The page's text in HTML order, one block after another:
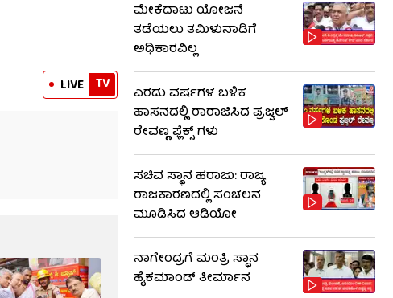
LIVE TV
ಮೇಕೆದಾಟು ಯೋಜನೆ
ತಡೆಯಲು ತಮಿಳುನಾಡಿಗೆ
ಅಧಿಕಾರವಿಲ್ಲ
ಎರಡು ವರ್ಷಗಳ ಬಳಿಕ
ಹಾಸನದಲ್ಲಿ ರಾರಾಜಿಸಿದ ಪ್ರಜ್ವಲ್
ರೇವಣ್ಣ ಫ್ಲೆಕ್ಸ್ ಗಳು
ಸಚಿವ ಸ್ಥಾನ ಹರಾಜು: ರಾಜ್ಯ
ರಾಜಕಾರಣದಲ್ಲಿ ಸಂಚಲನ
ಮೂಡಿಸಿದ ಆಡಿಯೋ
ನಾಗೇಂದ್ರಗೆ ಮಂತ್ರಿ ಸ್ಥಾನ
ಹೈಕಮಾಂಡ್ ತೀರ್ಮಾನ